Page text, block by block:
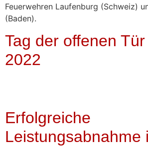
Feuerwehren Laufenburg (Schweiz)
(Baden).
Tag der offenen
2022
Erfolgreiche
Leistungsabnahme